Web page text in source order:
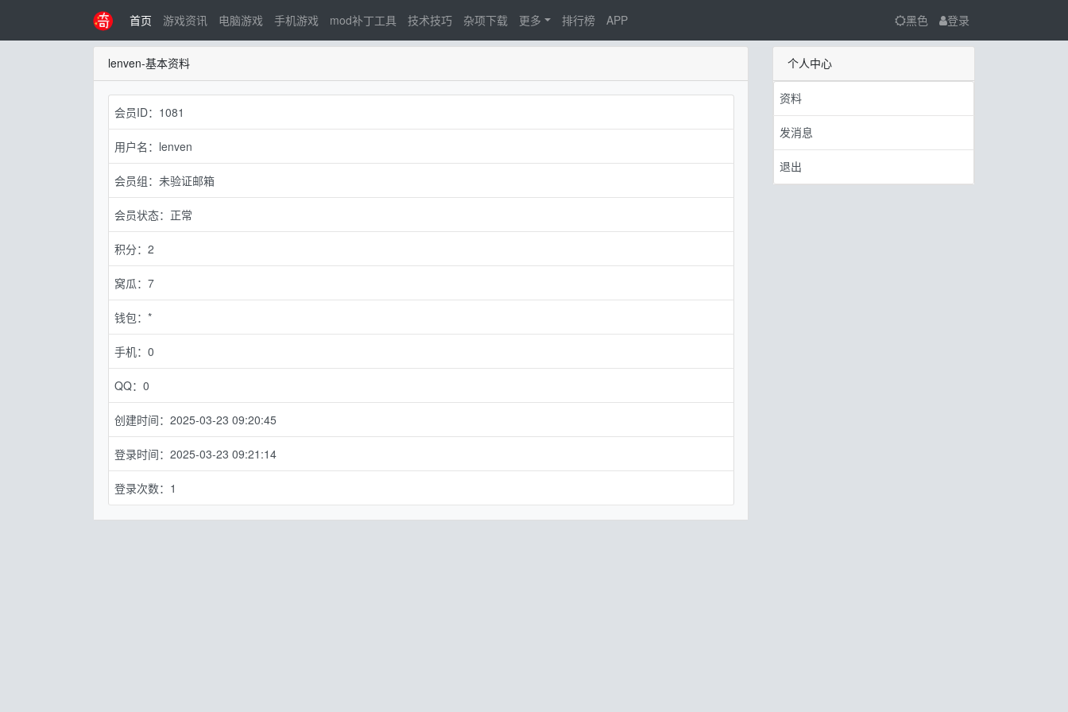
首页 游戏资讯 电脑游戏 手机游戏 mod补丁工具 技术技巧 杂项下载 更多 排行榜 APP 黑色 登录
lenven-基本资料
会员ID：1081
用户名：lenven
会员组：未验证邮箱
会员状态：正常
积分：2
窝瓜：7
钱包：*
手机：0
QQ：0
创建时间：2025-03-23 09:20:45
登录时间：2025-03-23 09:21:14
登录次数：1
个人中心
资料
发消息
退出